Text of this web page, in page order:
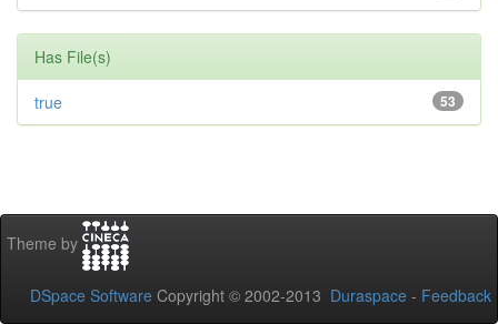
Has File(s)
53
true
Theme by
DSpace Software Copyright © 2002-2013 Duraspace - Feedback